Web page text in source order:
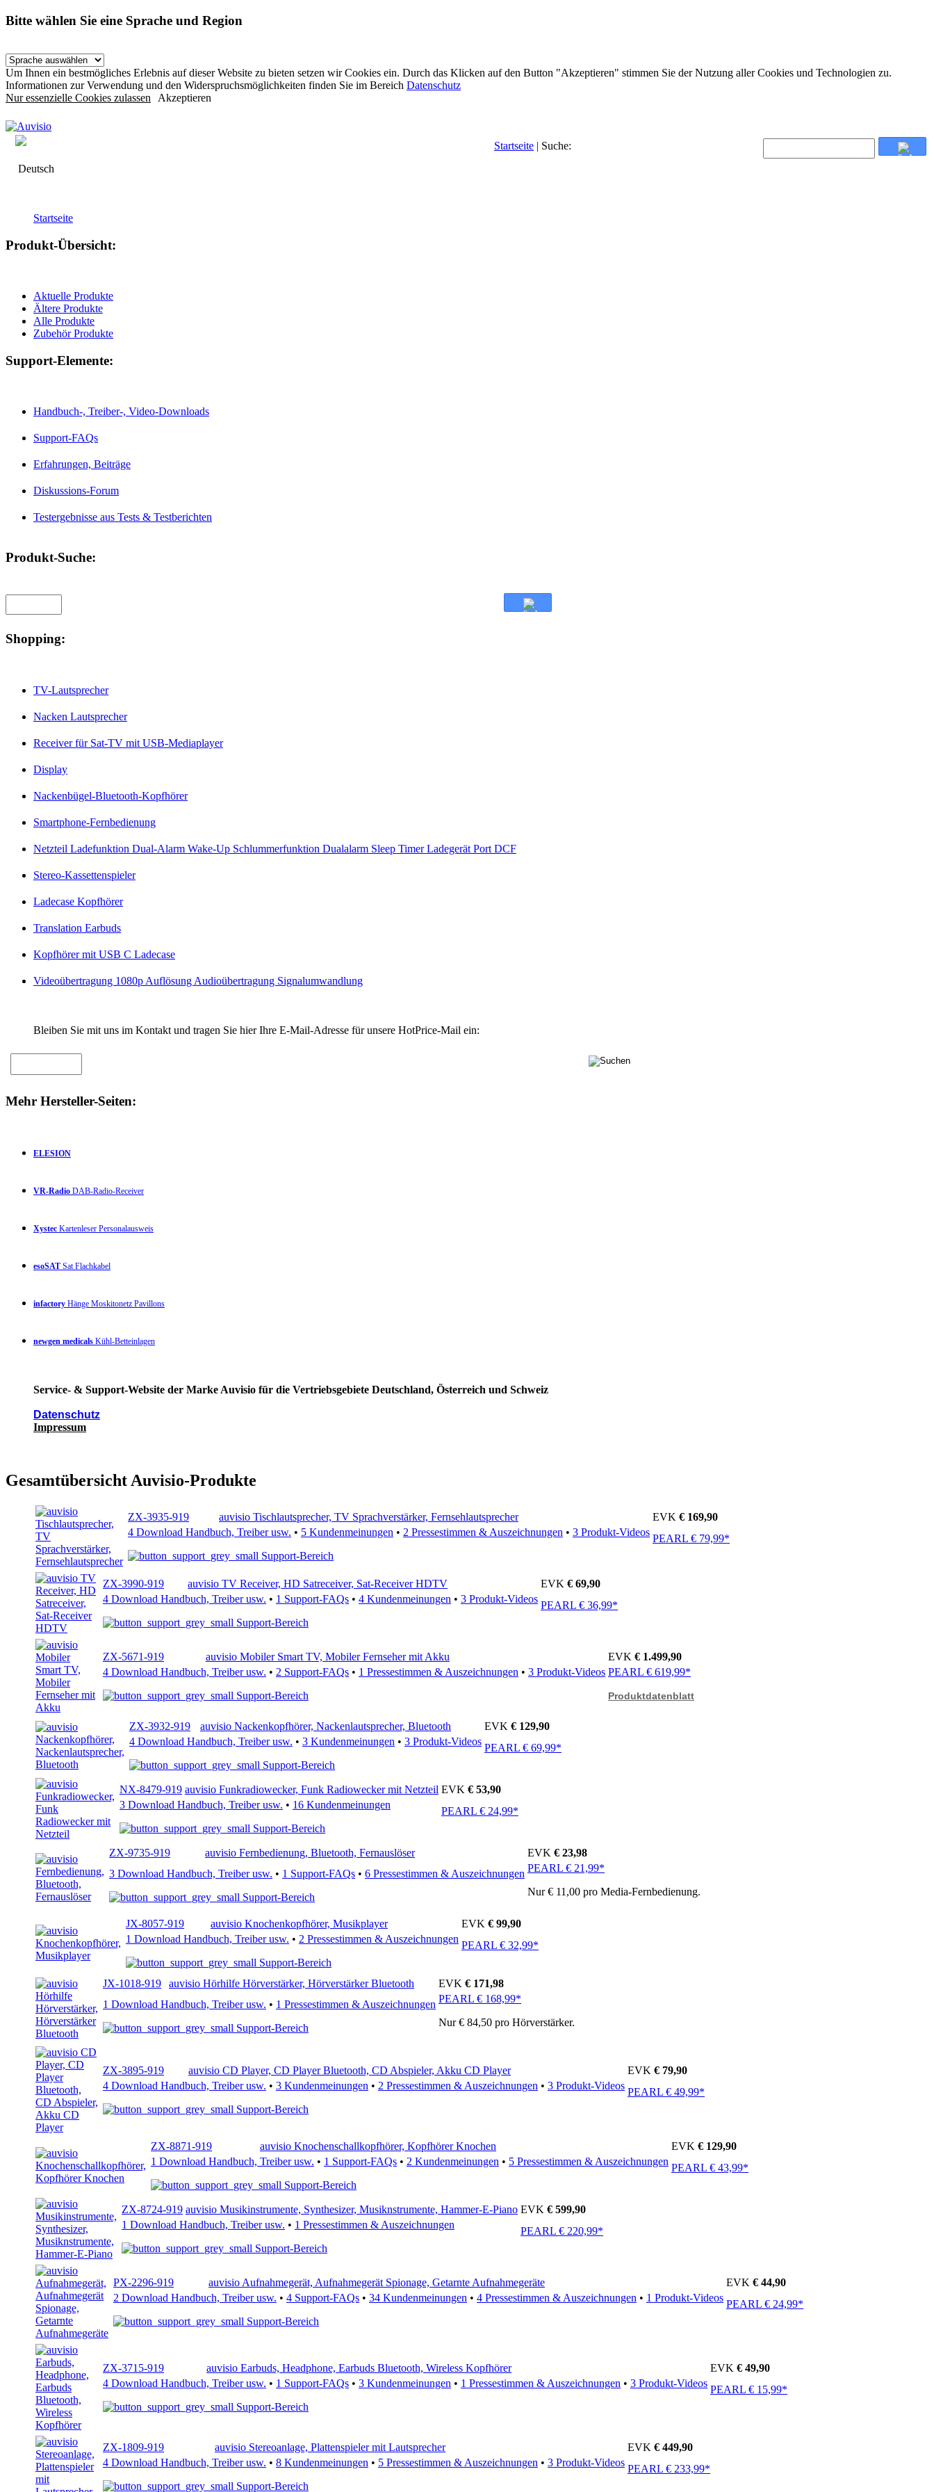
Bitte wählen Sie eine Sprache und Region
Um Ihnen ein bestmögliches Erlebnis auf dieser Website zu bieten setzen wir Cookies ein. Durch das Klicken auf den Button "Akzeptieren" stimmen Sie der Nutzung aller Cookies und Technologien zu.
Informationen zur Verwendung und den Widerspruchsmöglichkeiten finden Sie im Bereich Datenschutz
Nur essenzielle Cookies zulassen Akzeptieren
Deutsch
Startseite | Suche:
Startseite
Produkt-Übersicht:
Aktuelle Produkte
Ältere Produkte
Alle Produkte
Zubehör Produkte
Support-Elemente:
Handbuch-, Treiber-, Video-Downloads
Support-FAQs
Erfahrungen, Beiträge
Diskussions-Forum
Testergebnisse aus Tests & Testberichten
Produkt-Suche:
Shopping:
TV-Lautsprecher
Nacken Lautsprecher
Receiver für Sat-TV mit USB-Mediaplayer
Display
Nackenbügel-Bluetooth-Kopfhörer
Smartphone-Fernbedienung
Netzteil Ladefunktion Dual-Alarm Wake-Up Schlummerfunktion Dualalarm Sleep Timer Ladegerät Port DCF
Stereo-Kassettenspieler
Ladecase Kopfhörer
Translation Earbuds
Kopfhörer mit USB C Ladecase
Videoübertragung 1080p Auflösung Audioübertragung Signalumwandlung
Bleiben Sie mit uns im Kontakt und tragen Sie hier Ihre E-Mail-Adresse für unsere HotPrice-Mail ein:
Mehr Hersteller-Seiten:
ELESION
VR-Radio DAB-Radio-Receiver
Xystec Kartenleser Personalausweis
esoSAT Sat Flachkabel
infactory Hänge Moskitonetz Pavillons
newgen medicals Kühl-Betteinlagen
Service- & Support-Website der Marke Auvisio für die Vertriebsgebiete Deutschland, Österreich und Schweiz
Datenschutz
Impressum
Gesamtübersicht Auvisio-Produkte
ZX-3935-919 auvisio Tischlautsprecher, TV Sprachverstärker, Fernsehlautsprecher EVK € 169,90
4 Download Handbuch, Treiber usw. • 5 Kundenmeinungen • 2 Pressestimmen & Auszeichnungen • 3 Produkt-Videos
Support-Bereich
PEARL € 79,99*
ZX-3990-919 auvisio TV Receiver, HD Satreceiver, Sat-Receiver HDTV EVK € 69,90
4 Download Handbuch, Treiber usw. • 1 Support-FAQs • 4 Kundenmeinungen • 3 Produkt-Videos
Support-Bereich
PEARL € 36,99*
ZX-5671-919 auvisio Mobiler Smart TV, Mobiler Fernseher mit Akku EVK € 1.499,90
4 Download Handbuch, Treiber usw. • 2 Support-FAQs • 1 Pressestimmen & Auszeichnungen • 3 Produkt-Videos
Support-Bereich
PEARL € 619,99*
Produktdatenblatt
ZX-3932-919 auvisio Nackenkopfhörer, Nackenlautsprecher, Bluetooth EVK € 129,90
4 Download Handbuch, Treiber usw. • 3 Kundenmeinungen • 3 Produkt-Videos
Support-Bereich
PEARL € 69,99*
NX-8479-919 auvisio Funkradiowecker, Funk Radiowecker mit Netzteil EVK € 53,90
3 Download Handbuch, Treiber usw. • 16 Kundenmeinungen
Support-Bereich
PEARL € 24,99*
ZX-9735-919 auvisio Fernbedienung, Bluetooth, Fernauslöser EVK € 23,98
3 Download Handbuch, Treiber usw. • 1 Support-FAQs • 6 Pressestimmen & Auszeichnungen
Support-Bereich
PEARL € 21,99*
Nur € 11,00 pro Media-Fernbedienung.
JX-8057-919 auvisio Knochenkopfhörer, Musikplayer EVK € 99,90
1 Download Handbuch, Treiber usw. • 2 Pressestimmen & Auszeichnungen
Support-Bereich
PEARL € 32,99*
JX-1018-919 auvisio Hörhilfe Hörverstärker, Hörverstärker Bluetooth EVK € 171,98
1 Download Handbuch, Treiber usw. • 1 Pressestimmen & Auszeichnungen
Support-Bereich
PEARL € 168,99*
Nur € 84,50 pro Hörverstärker.
ZX-3895-919 auvisio CD Player, CD Player Bluetooth, CD Abspieler, Akku CD Player EVK € 79,90
4 Download Handbuch, Treiber usw. • 3 Kundenmeinungen • 2 Pressestimmen & Auszeichnungen • 3 Produkt-Videos
Support-Bereich
PEARL € 49,99*
ZX-8871-919 auvisio Knochenschallkopfhörer, Kopfhörer Knochen EVK € 129,90
1 Download Handbuch, Treiber usw. • 1 Support-FAQs • 2 Kundenmeinungen • 5 Pressestimmen & Auszeichnungen
Support-Bereich
PEARL € 43,99*
ZX-8724-919 auvisio Musikinstrumente, Synthesizer, Musiknstrumente, Hammer-E-Piano EVK € 599,90
1 Download Handbuch, Treiber usw. • 1 Pressestimmen & Auszeichnungen
Support-Bereich
PEARL € 220,99*
PX-2296-919 auvisio Aufnahmegerät, Aufnahmegerät Spionage, Getarnte Aufnahmegeräte EVK € 44,90
2 Download Handbuch, Treiber usw. • 4 Support-FAQs • 34 Kundenmeinungen • 4 Pressestimmen & Auszeichnungen • 1 Produkt-Videos
Support-Bereich
PEARL € 24,99*
ZX-3715-919 auvisio Earbuds, Headphone, Earbuds Bluetooth, Wireless Kopfhörer EVK € 49,90
4 Download Handbuch, Treiber usw. • 1 Support-FAQs • 3 Kundenmeinungen • 1 Pressestimmen & Auszeichnungen • 3 Produkt-Videos
Support-Bereich
PEARL € 15,99*
ZX-1809-919 auvisio Stereoanlage, Plattenspieler mit Lautsprecher EVK € 449,90
4 Download Handbuch, Treiber usw. • 8 Kundenmeinungen • 5 Pressestimmen & Auszeichnungen • 3 Produkt-Videos
Support-Bereich
PEARL € 233,99*